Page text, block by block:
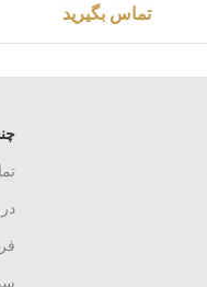
تماس بگیرید